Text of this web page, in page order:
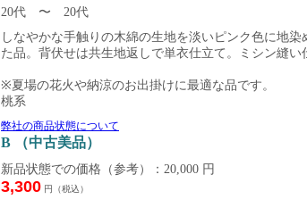
20代 〜 20代
しなやかな手触りの木綿の生地を淡いピンク色に地
た品。背伏せは共生地返しで単衣仕立て。ミシン縫い
※夏場の花火や納涼のお出掛けに最適な品です。
桃系
弊社の商品状態について
B （中古美品）
新品状態での価格（参考）：20,000 円
3,300 円（税込）